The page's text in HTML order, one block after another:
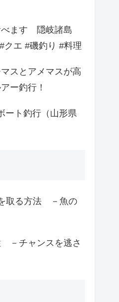
べます 隠岐諸島
クエ #磯釣り #料理
スとアメマスが高
ー釣行！
ート釣行（山形県
取る方法 －魚の
－チャンスを逃さ